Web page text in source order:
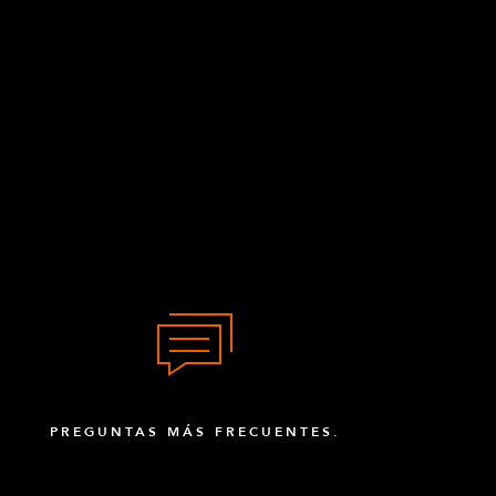
PREGUNTAS MÁS FRECUENTES.